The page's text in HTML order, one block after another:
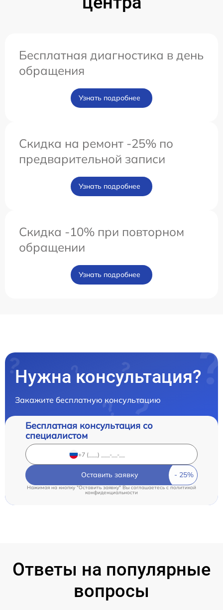
Бесплатная диагностика в день
обращения
Узнать подробнее
Скидка на ремонт -25% по
предварительной записи
Узнать подробнее
Скидка -10% при повторном
обращении
Узнать подробнее
Нужна консультация?
Закажите бесплатную консультацию
Бесплатная консультация со
специалистом
Оставить заявку
Нажимая на кнопку "Оставить заявку" Вы соглашаетесь cполитикой
конфиденциальности
Ответы на популярные
вопросы